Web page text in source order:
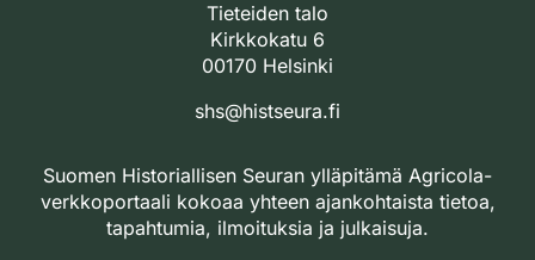
Tieteiden talo
Kirkkokatu 6
00170 Helsinki
shs@histseura.fi
Suomen Historiallisen Seuran ylläpitämä Agricola-
verkkoportaali kokoaa yhteen ajankohtaista tietoa,
tapahtumia, ilmoituksia ja julkaisuja.